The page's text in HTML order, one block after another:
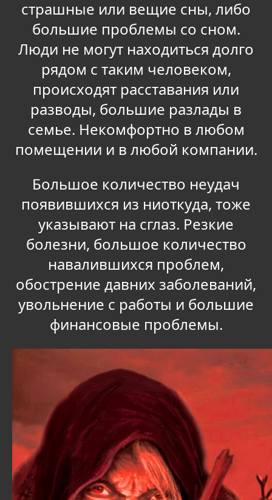
страшные или вещие сны, либо
большие проблемы со сном.
Люди не могут находиться долго
рядом с таким человеком,
происходят расставания или
разводы, большие разлады в
семье. Некомфортно в любом
помещении и в любой компании.
Большое количество неудач
появившихся из ниоткуда, тоже
указывают на сглаз. Резкие
болезни, большое количество
навалившихся проблем,
обострение давних заболеваний,
увольнение с работы и большие
финансовые проблемы.